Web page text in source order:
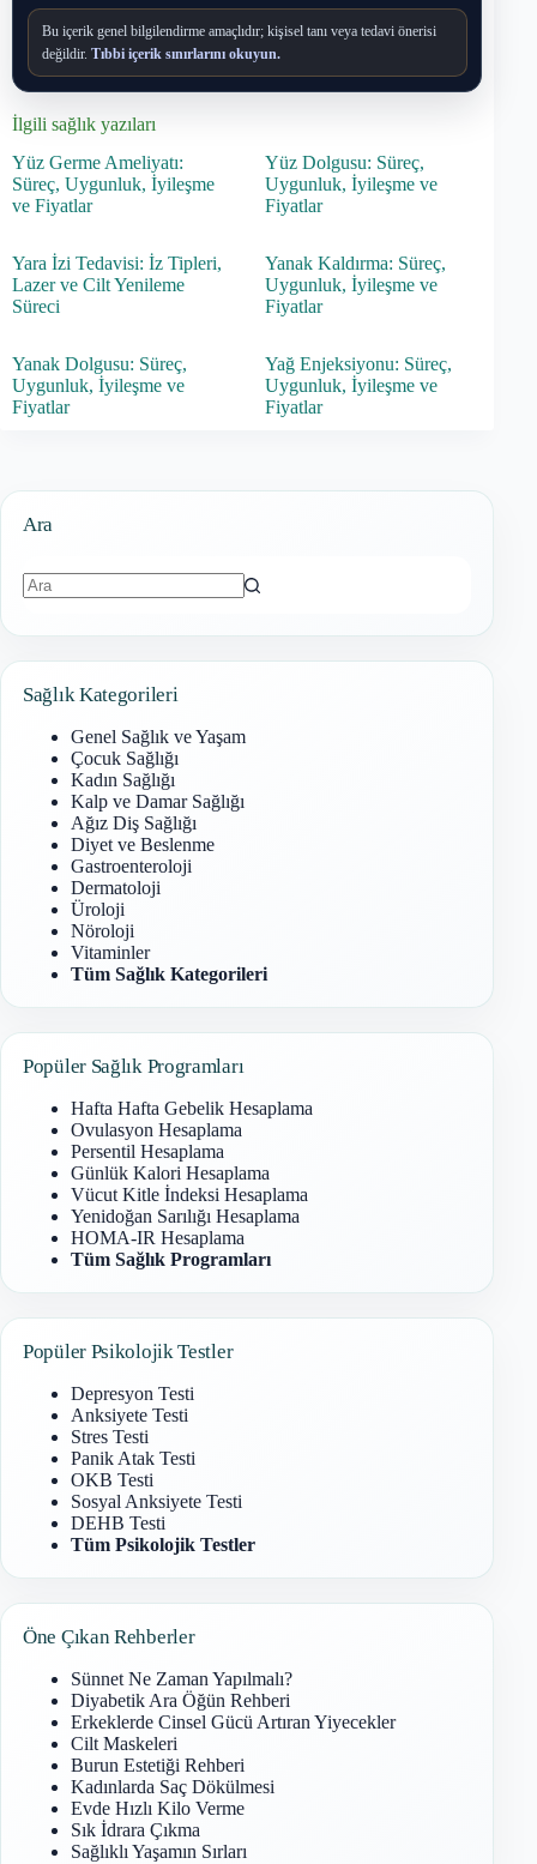
Bu içerik genel bilgilendirme amaçlıdır; kişisel tanı veya tedavi önerisi
değildir. Tıbbi içerik sınırlarını okuyun.
İlgili sağlık yazıları
Yüz Germe Ameliyatı:
Süreç, Uygunluk, İyileşme
ve Fiyatlar
Yüz Dolgusu: Süreç,
Uygunluk, İyileşme ve
Fiyatlar
Yara İzi Tedavisi: İz Tipleri,
Lazer ve Cilt Yenileme
Süreci
Yanak Kaldırma: Süreç,
Uygunluk, İyileşme ve
Fiyatlar
Yanak Dolgusu: Süreç,
Uygunluk, İyileşme ve
Fiyatlar
Yağ Enjeksiyonu: Süreç,
Uygunluk, İyileşme ve
Fiyatlar
Ara
Sağlık Kategorileri
Genel Sağlık ve Yaşam
Çocuk Sağlığı
Kadın Sağlığı
Kalp ve Damar Sağlığı
Ağız Diş Sağlığı
Diyet ve Beslenme
Gastroenteroloji
Dermatoloji
Üroloji
Nöroloji
Vitaminler
Tüm Sağlık Kategorileri
Popüler Sağlık Programları
Hafta Hafta Gebelik Hesaplama
Ovulasyon Hesaplama
Persentil Hesaplama
Günlük Kalori Hesaplama
Vücut Kitle İndeksi Hesaplama
Yenidoğan Sarılığı Hesaplama
HOMA-IR Hesaplama
Tüm Sağlık Programları
Popüler Psikolojik Testler
Depresyon Testi
Anksiyete Testi
Stres Testi
Panik Atak Testi
OKB Testi
Sosyal Anksiyete Testi
DEHB Testi
Tüm Psikolojik Testler
Öne Çıkan Rehberler
Sünnet Ne Zaman Yapılmalı?
Diyabetik Ara Öğün Rehberi
Erkeklerde Cinsel Gücü Artıran Yiyecekler
Cilt Maskeleri
Burun Estetiği Rehberi
Kadınlarda Saç Dökülmesi
Evde Hızlı Kilo Verme
Sık İdrara Çıkma
Sağlıklı Yaşamın Sırları